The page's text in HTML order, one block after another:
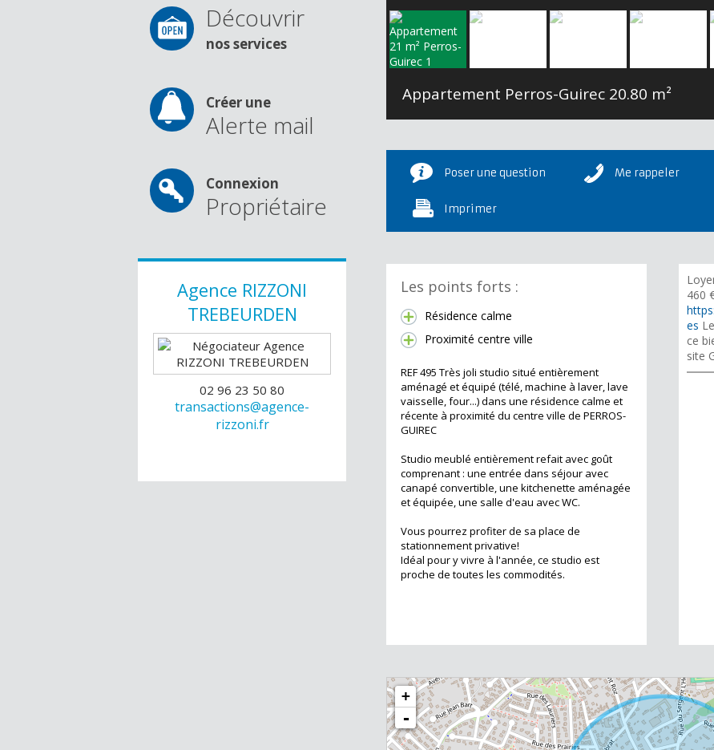
Découvrir
nos services
Créer une
Alerte mail
Connexion
Propriétaire
Agence RIZZONI
TREBEURDEN
02 96 23 50 80
transactions@agence-
rizzoni.fr
Appartement Perros-Guirec 20.80 m²
Poser une question Me rappeler
Imprimer
Les points forts :
Résidence calme
Proximité centre ville
REF 495 Très joli studio situé entièrement
aménagé et équipé (télé, machine à laver, lave
vaisselle, four...) dans une résidence calme et
récente à proximité du centre ville de PERROS-
GUIREC
Studio meublé entièrement refait avec goût
comprenant : une entrée dans séjour avec
canapé convertible, une kitchenette aménagée
et équipée, une salle d'eau avec WC.
Vous pourrez profiter de sa place de
stationnement privative!
Idéal pour y vivre à l'année, ce studio est
proche de toutes les commodités.
460
es
ce
site
+
-